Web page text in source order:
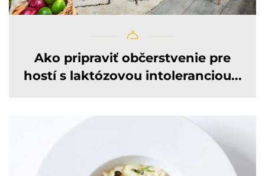
Ako pripraviť občerstvenie pre
hostí s laktózovou intoleranciou...